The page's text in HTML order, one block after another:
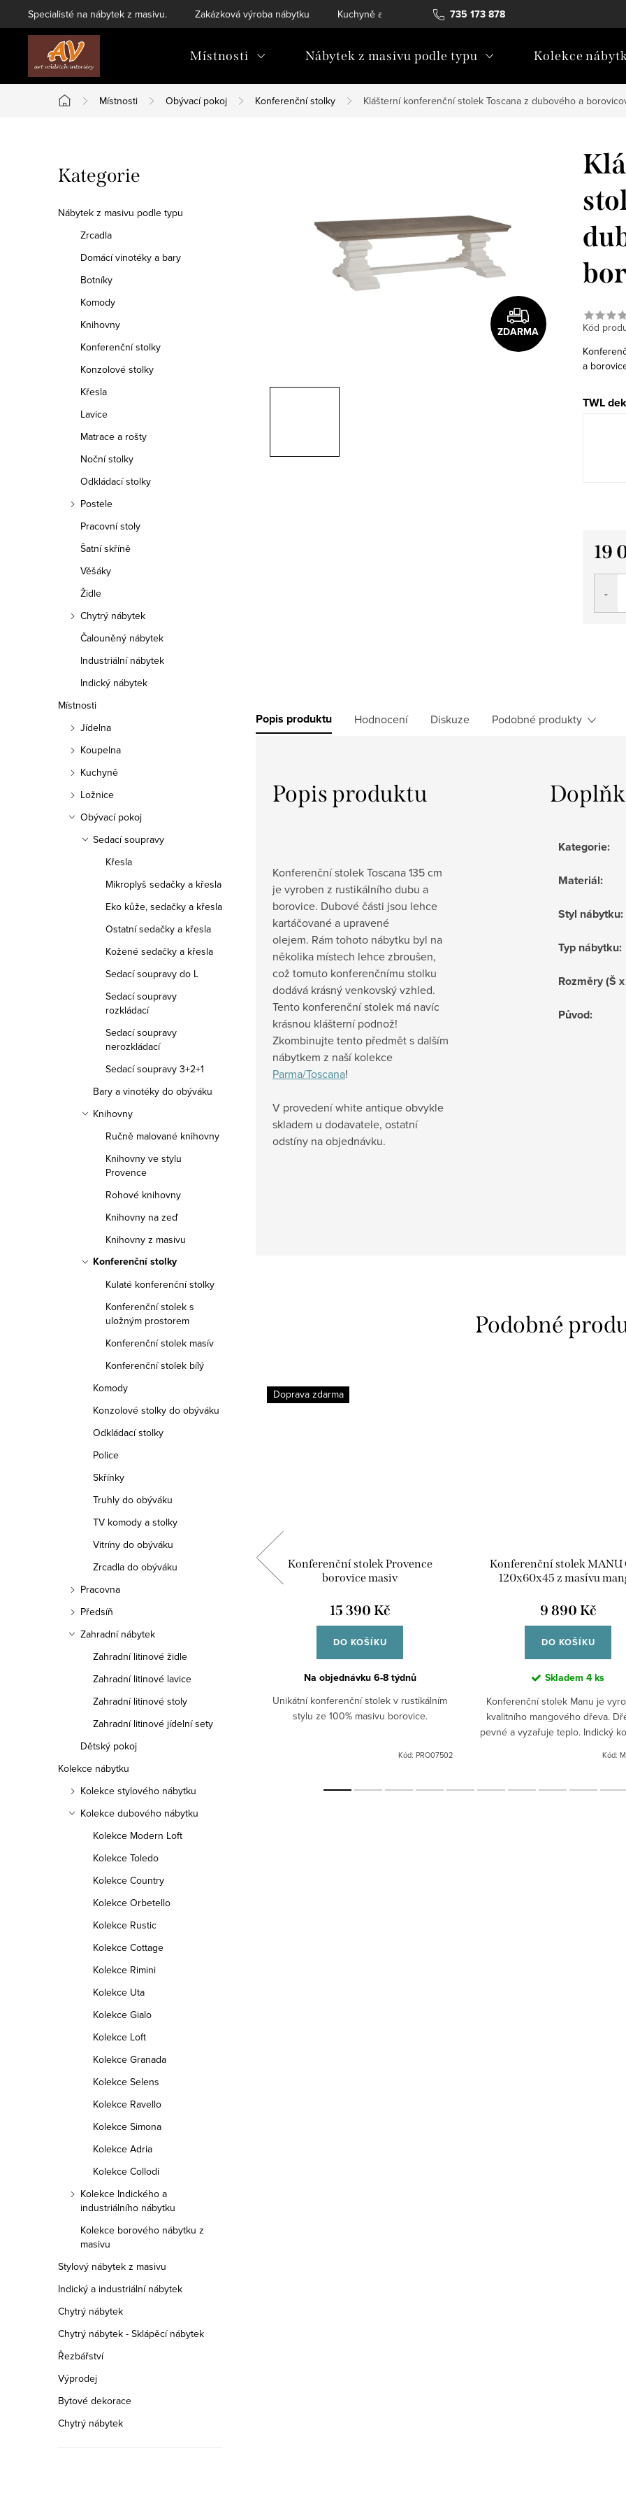
na
735 173 878
Specialisté na nábytek z masivu. Zakázková výroba nábytku Kuchyně a vestavný nábytek Katalogy ke stažení
Místnosti Nábytek z masivu podle typu Kolekce
Domů
Místnosti Obývací pokoj Konferenční stolky Klášterní konferenční stolek Toscana z dubového a
o
s
Přeskočit
kategorie
Kategorie
Nábytek z masivu podle typu
Zrcadla
Domácí vinotéky a bary
Botníky
Komody
Knihovny
Konferenční stolky
Konzolové stolky
Křesla
Lavice
Matrace a rošty
Noční stolky
Odkládací stolky
Postele
Pracovní stoly
Šatní skříně
Věšáky
Židle
Chytrý nábytek
Čalouněný nábytek
Industriální nábytek
Indický nábytek
Místnosti
Jídelna
Koupelna
Kuchyně
Ložnice
Obývací pokoj
Sedací soupravy
Křesla
Mikroplyš sedačky a křesla
Eko kůže, sedačky a křesla
Ostatní sedačky a křesla
Kožené sedačky a křesla
Sedací soupravy do L
Sedací soupravy
rozkládací
Sedací soupravy
nerozkládací
Sedací soupravy 3+2+1
Bary a vinotéky do obýváku
Knihovny
Ručně malované knihovny
Knihovny ve stylu
Provence
Rohové knihovny
Knihovny na zeď
Knihovny z masivu
Konferenční stolky
Kulaté konferenční stolky
Konferenční stolek s
uložným prostorem
Konferenční stolek masív
Konferenční stolek bílý
Komody
Konzolové stolky do obýváku
Odkládací stolky
Police
Skřínky
Truhly do obýváku
TV komody a stolky
Vitríny do obýváku
Zrcadla do obýváku
Pracovna
Předsíň
Zahradní nábytek
Zahradní litinové židle
Zahradní litinové lavice
Zahradní litinové stoly
Zahradní litinové jídelní sety
Dětský pokoj
Kolekce nábytku
Kolekce stylového nábytku
Kolekce dubového nábytku
Kolekce Modern Loft
Kolekce Toledo
Kolekce Country
Kolekce Orbetello
Kolekce Rustic
Kolekce Cottage
Kolekce Rimini
Kolekce Uta
Kolekce Gialo
Kolekce Loft
Kolekce Granada
Kolekce Selens
Kolekce Ravello
Kolekce Simona
Kolekce Adria
Kolekce Collodi
Kolekce Indického a
industriálního nábytku
Kolekce borového nábytku z
masivu
Stylový nábytek z masivu
Indický a industriální nábytek
Chytrý nábytek
Chytrý nábytek - Sklápěcí nábytek
Řezbářství
Výprodej
Bytové dekorace
Chytrý nábytek
ZDARMA Kód
a
TWL
19
Měrná
Popis produktu Hodnocení Diskuze Podobné produkty
Popis produktu
Konferenční stolek Toscana 135 cm
je vyroben z rustikálního dubu a
borovice. Dubové části jsou lehce
kartáčované a upravené
olejem. Rám tohoto nábytku byl na
několika místech lehce zbroušen,
což tomuto konferenčnímu stolku
dodává krásný venkovský vzhled.
Tento konferenční stolek má navíc
krásnou klášterní podnož!
Zkombinujte tento předmět s dalším
nábytkem z naší kolekce
Parma/Toscana!
V provedení white antique obvykle
skladem u dodavatele, ostatní
odstíny na objednávku.
Kategorie:
Materiál:
Styl nábytku:
Typ nábytku:
Rozměry (Š
Původ:
Konferenční stolek v provensálském
DO KOŠÍKU
Na objednávku 1-2 týdny
Konferenční stolek v bílé barvě s
stylu. Bílý konferenční stolek v
provensálském stylu skvěle doplní Vaší
obývací místnost společně s...
Doprava zdarma
Konferenční stolek Provence
borovice masiv
15 390 Kč
DO KOŠÍKU
Na objednávku 6-8 týdnů
Unikátní konferenční stolek v rustikálním
stylu ze 100% masivu borovice.
Kód: PRO07502
Konferenční stolek MANU
120x60x45 z masívu
9 890 Kč
DO KOŠÍKU
Skladem 4 ks
Konferenční stolek Manu je
kvalitního mangového dřeva.
pevné a vyzařuje teplo. Indický
Kód: